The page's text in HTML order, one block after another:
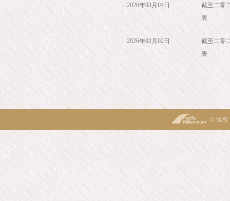
2026年03月04日
截至二零
表
2026年02月02日
截至二零
表
© 版权